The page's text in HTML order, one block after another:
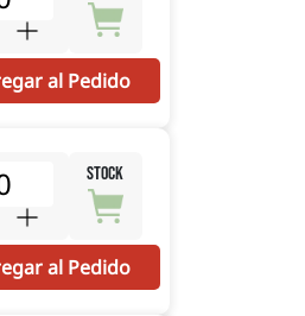
al Pedido
STOCK
al Pedido